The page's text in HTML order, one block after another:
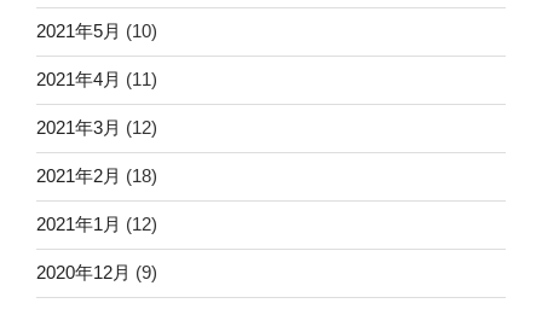
2021年5月 (10)
2021年4月 (11)
2021年3月 (12)
2021年2月 (18)
2021年1月 (12)
2020年12月 (9)